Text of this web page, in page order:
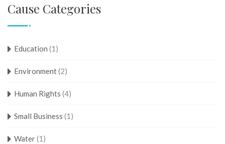
Cause Categories
Education (1)
Environment(2)
Human Rights (4)
Small Business (1)
Water(1)